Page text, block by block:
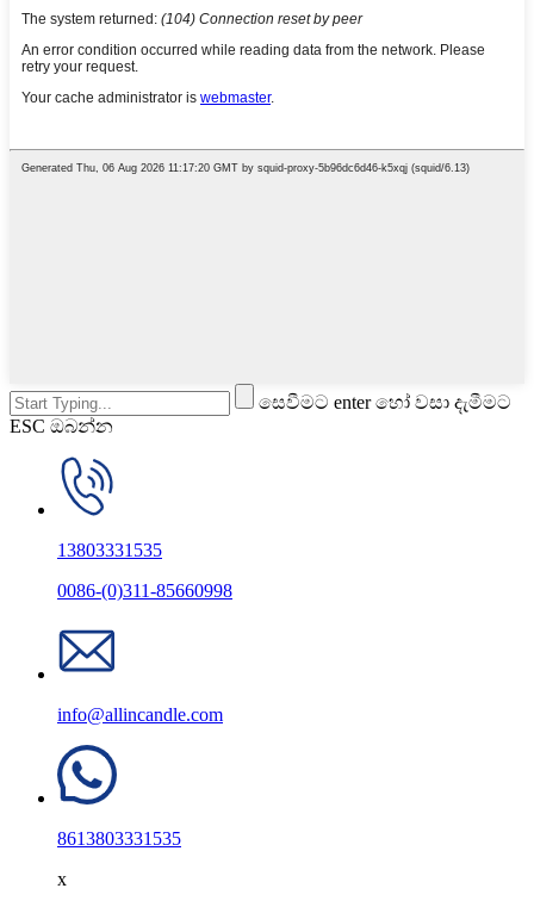
සෙවීමට enter හෝ වසා දැමීමට
ESC ඔබන්න
13803331535
0086-(0)311-85660998
info@allincandle.com
8613803331535
x